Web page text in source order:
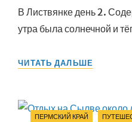
В Листвянке день 2.
утра была солнечной и
ЧИТАТЬ ДАЛЬШЕ
Categories
ПЕРМСКИЙ КРАЙ